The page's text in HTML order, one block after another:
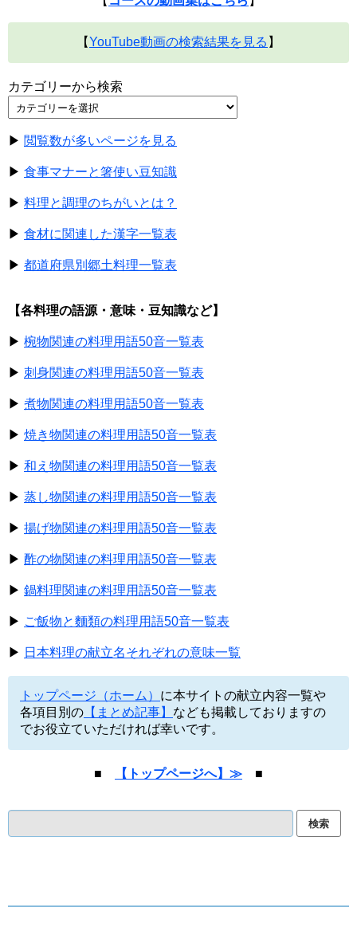
【YouTube動画の検索結果を見る 】
カテゴリーから検索
▶ 閲覧数が多いページを見る
▶ 食事マナーと箸使い豆知識
▶ 料理と調理のちがいとは？
▶ 食材に関連した漢字一覧表
▶ 都道府県別郷土料理一覧表
【各料理の語源・意味・豆知識など】
▶ 椀物関連の料理用語50音一覧表
▶ 刺身関連の料理用語50音一覧表
▶ 煮物関連の料理用語50音一覧表
▶ 焼き物関連の料理用語50音一覧表
▶ 和え物関連の料理用語50音一覧表
▶ 蒸し物関連の料理用語50音一覧表
▶ 揚げ物関連の料理用語50音一覧表
▶ 酢の物関連の料理用語50音一覧表
▶ 鍋料理関連の料理用語50音一覧表
▶ ご飯物と麵類の料理用語50音一覧表
▶ 日本料理の献立名それぞれの意味一覧
トップページ（ホーム） に本サイトの献立内容一覧や
各項目別の 【まとめ記事】 なども掲載しておりますの
でお役立ていただければ幸いです。
■ 【トップページへ】≫ ■